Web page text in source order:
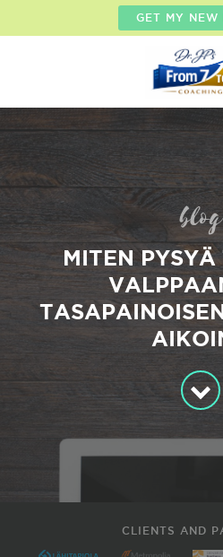
GET MY NEW
blog
MITEN
CLIENTS AND